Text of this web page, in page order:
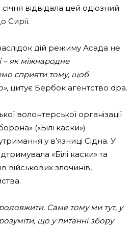
відвідала цей одіозний
Сирії.
дій режиму Асада не
– як міжнародне
сприяти тому, щоб
цитує Бербок агентство dpa.
волонтерської організації
(«Білі каски»)
у в’язниці Сідна. У
«Білі каски» та
військових злочинів,
Саме тому ми тут, у
що у питанні збору